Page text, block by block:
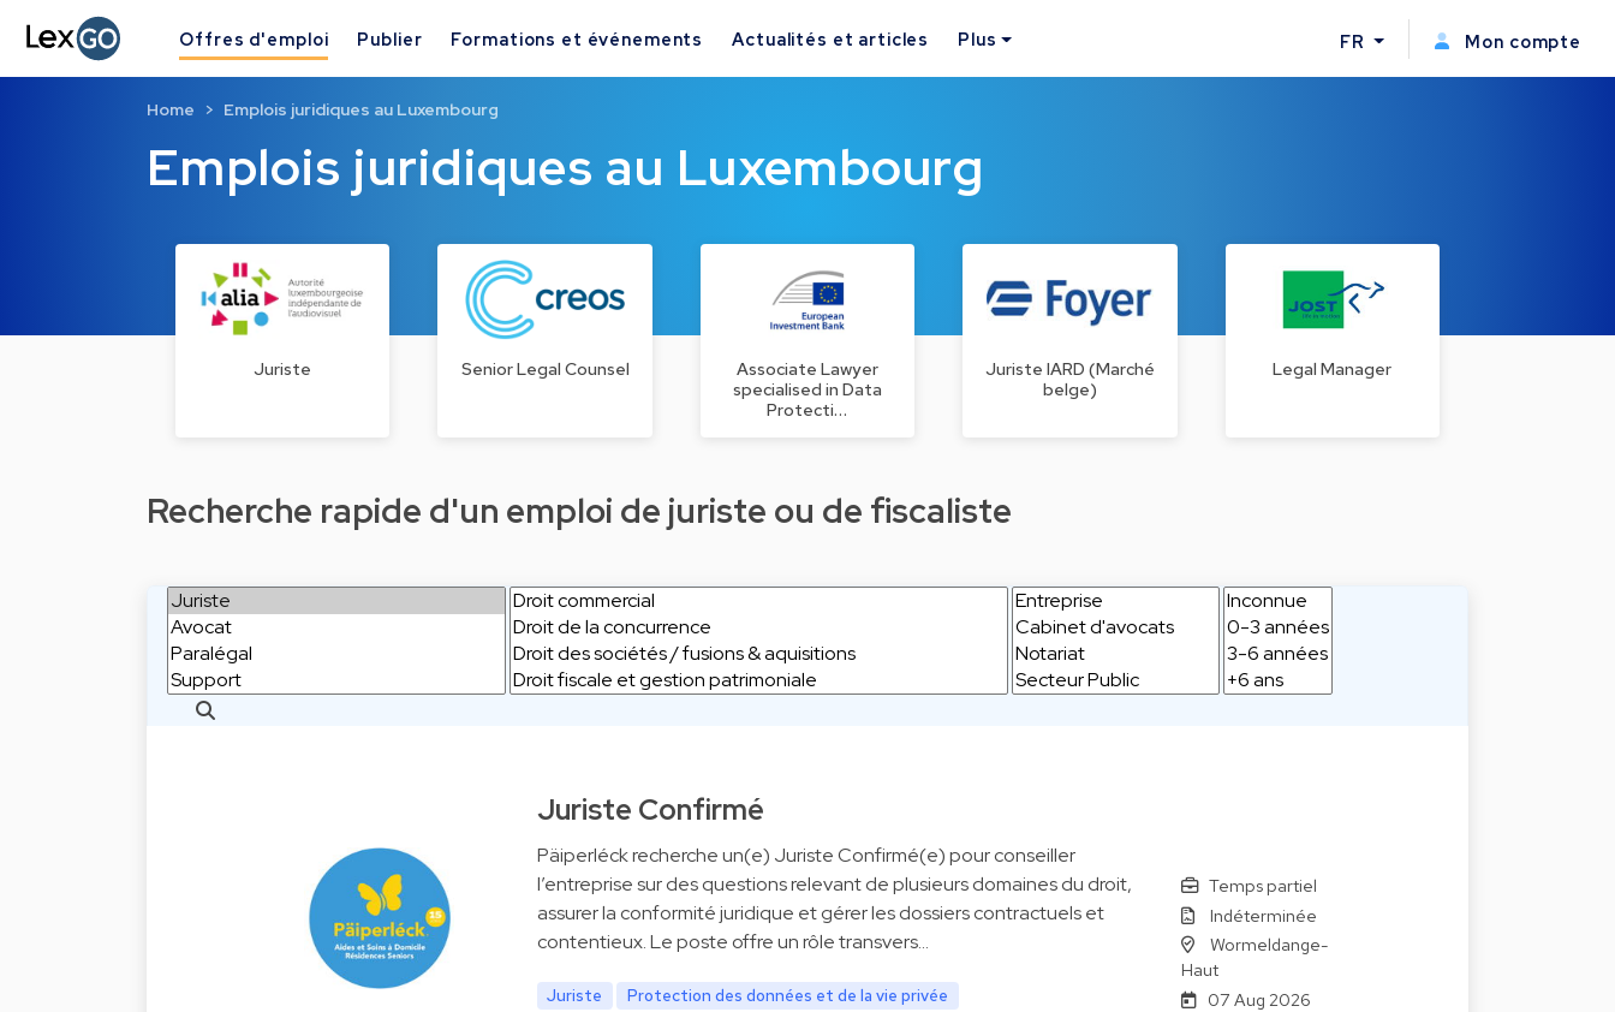
Offres d'emploi Publier Formations et événements Actualités et articles Plus FR Mon compte
Emplois juridiques au Luxembourg
Home Emplois juridiques au Luxembourg
Juriste Senior Legal Counsel
Associate Lawyer
specialised in Data
Protecti…
Juriste IARD (Marché
belge)
Legal Manager
Recherche rapide d'un emploi de juriste ou de fiscaliste
Juriste Confirmé
Päiperléck recherche un(e) Juriste Confirmé(e) pour conseiller
l’entreprise sur des questions relevant de plusieurs domaines du droit,
assurer la conformité juridique et gérer les dossiers contractuels et
contentieux. Le poste offre un rôle transvers…
Juriste
Protection des données et de la vie privée
Temps partiel
Indéterminée
Wormeldange-
Haut
07 Aug 2026